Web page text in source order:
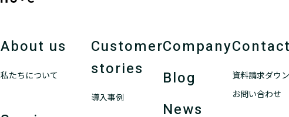
About us
私たちについて
Customer
stories
導入事例
Company
Blog
News
資料請求ダウ
お問い合わせ